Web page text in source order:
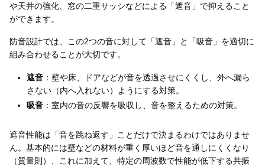
や天井の強化、窓の二重サッシなどによる「遮音」で抑えること
ができます。
防音設計では、この2つの音に対して「遮音」と「吸音」を適切に
組み合わせることが大切です。
遮音：壁や床、ドアなどが音を透過させにくくし、外へ漏ら
さない（内へ入れない）ようにする対策。
吸音：室内の音の反響を吸収し、音を整えるための対策。
遮音性能は「音を跳ね返す」ことだけで決まるわけではありませ
ん。基本的には壁などの材料が重く厚いほど音を通しにくくなり
（質量則）、これに加えて、特定の周波数で性能が低下する共振